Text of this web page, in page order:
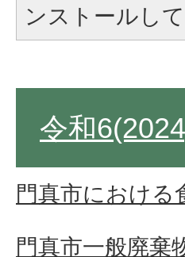
ンストールし
令和
門真市における
門真市一般廃棄